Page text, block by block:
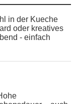
in der Kueche
oder kreatives
- einfach